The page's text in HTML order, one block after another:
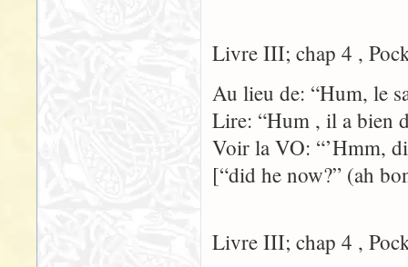
Livre III; chap 4 ,
Au lieu de: “Hum, le
Lire: “Hum , il a bien
Voir la VO: “’Hmm,
[“did he now?” (ah
Livre III; chap 4 ,